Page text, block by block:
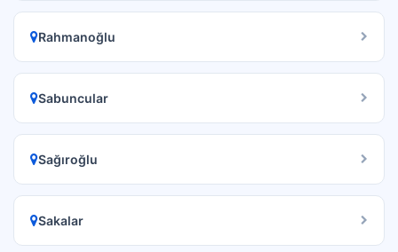
Rahmanoğlu
Sabuncular
Sağıroğlu
Sakalar